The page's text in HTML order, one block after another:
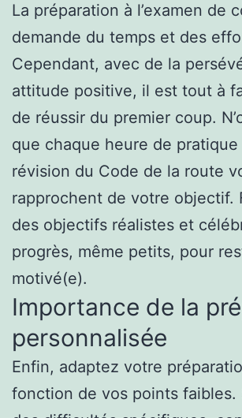
La préparation à l’examen de
demande du temps et des
Cependant, avec de la
attitude positive, il est tout à
de réussir du premier coup.
que chaque heure de
révision du Code de la route
rapprochent de votre objectif.
des objectifs réalistes et
progrès, même petits, pour
motivé(e).
Importance de la
personnalisée
Enfin, adaptez votre
fonction de vos points faibles.